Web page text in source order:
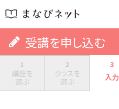
受講を申し込む
1
講座を
選ぶ
2
クラスを
選ぶ
3
入力